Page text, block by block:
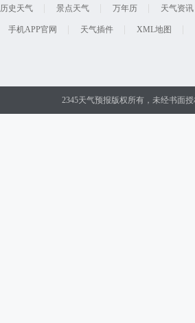
历史天气 景点天气 万年历 天气资讯
手机APP官网 天气插件 XML地图
2345天气预报版权所有，未经书面